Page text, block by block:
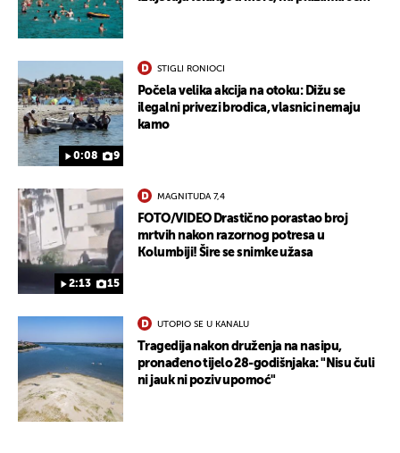
0:08 9
STIGLI RONIOCI
Počela velika akcija na otoku: Dižu se
ilegalni privezi brodica, vlasnici nemaju
kamo
2:13 15
MAGNITUDA 7,4
FOTO/VIDEO Drastično porastao broj
mrtvih nakon razornog potresa u
Kolumbiji! Šire se snimke užasa
UTOPIO SE U KANALU
Tragedija nakon druženja na nasipu,
pronađeno tijelo 28-godišnjaka: "Nisu čuli
ni jauk ni poziv upomoć"